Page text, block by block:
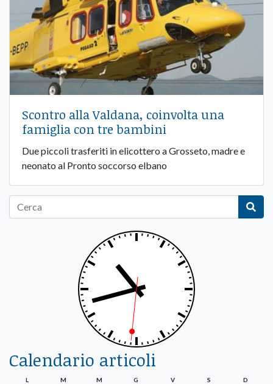
Scontro alla Valdana, coinvolta una
famiglia con tre bambini
Due piccoli trasferiti in elicottero a Grosseto, madre e
neonato al Pronto soccorso elbano
Calendario articoli
L M M G V S D